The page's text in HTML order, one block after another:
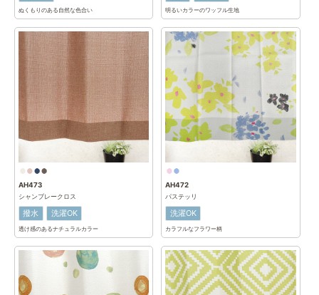
ぬくもりのある自然な色合い 明るいカラーのワッフル生地
AH473
シャンブレークロス
撥水 洗濯OK
透け感のあるナチュラルカラー
AH472
パステッリ
洗濯OK
カラフルなフラワー柄